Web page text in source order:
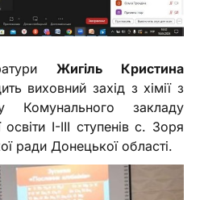
Жигіль Кристина
виховний захід з хімії з
закладу
І-ІІІ ступенів с. Зоря
ради Донецької області.